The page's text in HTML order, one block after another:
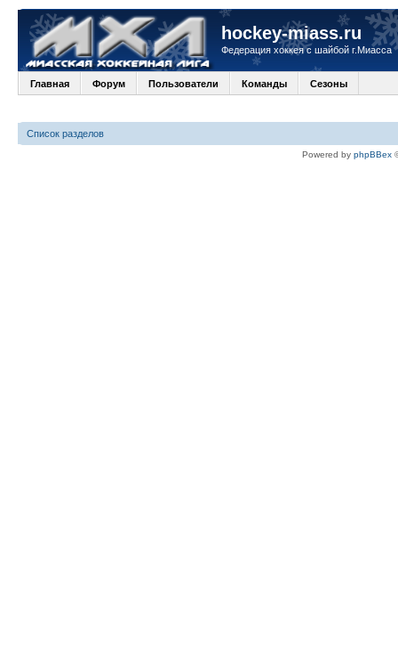
hockey-miass.ru
Федерация хоккея с шайбой г.Миасса
Главная Форум Пользователи Команды Сезоны
Список разделов
Powered by phpBBex